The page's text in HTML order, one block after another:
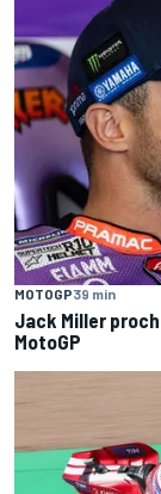
MOTOGP39 min
Jack Miller
MotoGP